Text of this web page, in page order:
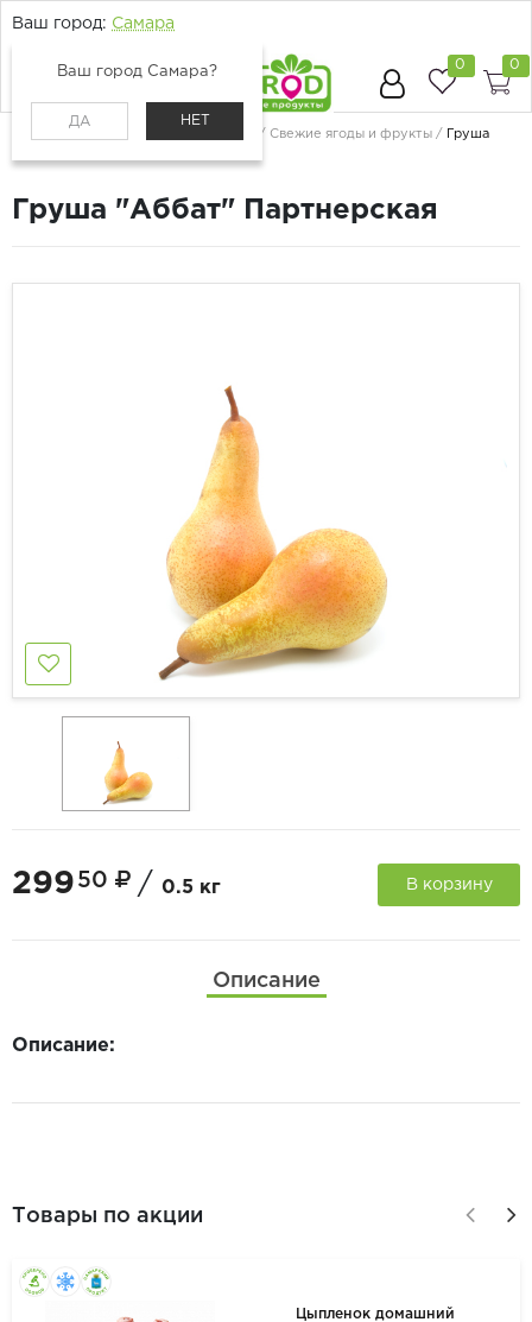
Ваш город: Самара
Ваш город Самара?
ДА НЕТ
0 0
Свежие ягоды и фрукты
Груша
Груша "Аббат" Партнерская
299 50 / 0.5 кг В корзину
Описание
Описание:
Товары по акции
Цыпленок домашний